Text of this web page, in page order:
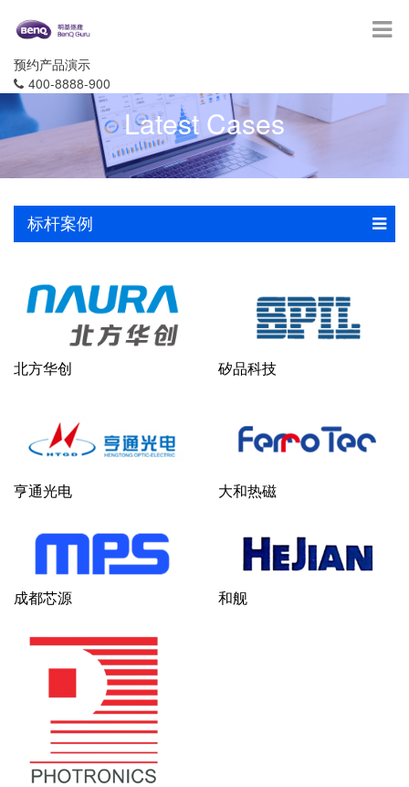
预约产品演示
400-8888-900
Latest Cases
标杆案例
北方华创 矽品科技
亨通光电 大和热磁
成都芯源 和舰